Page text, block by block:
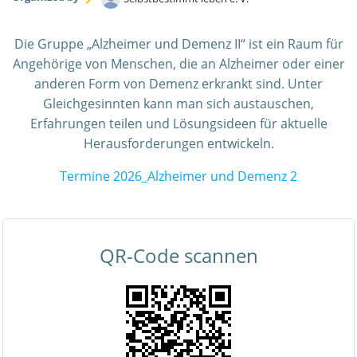
Die Gruppe „Alzheimer und Demenz II“ ist ein Raum für
Angehörige von Menschen, die an Alzheimer oder einer
anderen Form von Demenz erkrankt sind. Unter
Gleichgesinnten kann man sich austauschen,
Erfahrungen teilen und Lösungsideen für aktuelle
Herausforderungen entwickeln.
Termine 2026_Alzheimer und Demenz 2
QR-Code scannen